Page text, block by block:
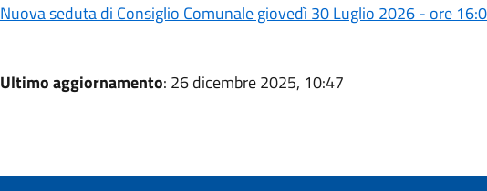
Nuova seduta di Consiglio Comunale giovedì 30 Luglio 2026 - ore
Ultimo aggiornamento: 26 dicembre 2025, 10:47